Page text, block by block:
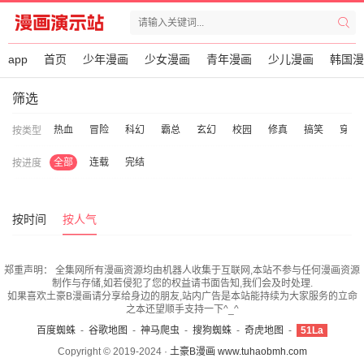
app 首页 少年漫画 少女漫画 青年漫画 少儿漫画 韩国
筛选
按类型 热血 冒险 科幻 霸总 玄幻 校园 修真 搞笑 穿越
按进度 全部 连载 完结
按时间 按人气
郑重声明： 全集网所有漫画资源均由机器人收集于互联网,本站不参与任何漫画资源
制作与存储,如若侵犯了您的权益请书面告知,我们会及时处理.
如果喜欢土豪B漫画请分享给身边的朋友,站内广告是本站能持续为大家服务的立命
之本还望顺手支持一下^_^
百度蜘蛛 - 谷歌地图 - 神马爬虫 - 搜狗蜘蛛 - 奇虎地图 -
51La
Copyright © 2019-2024 · 土豪B漫画 www.tuhaobmh.com